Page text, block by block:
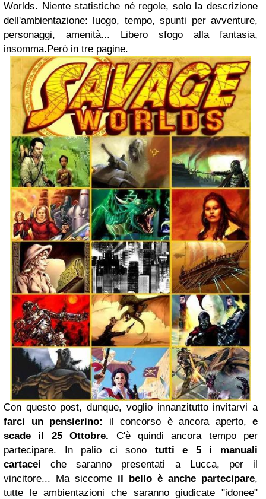
Worlds. Niente statistiche né regole, solo la descrizione
dell'ambientazione: luogo, tempo, spunti per avventure,
personaggi, amenità... Libero sfogo alla fantasia,
insomma.Però in tre pagine.
Con questo post, dunque, voglio innanzitutto invitarvi a
farci un pensierino: il concorso è ancora aperto, e
scade il 25 Ottobre. C'è quindi ancora tempo per
partecipare. In palio ci sono tutti e 5 i manuali
cartacei che saranno presentati a Lucca, per il
vincitore... Ma siccome il bello è anche partecipare,
tutte le ambientazioni che saranno giudicate "idonee"